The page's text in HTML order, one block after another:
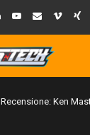
Recensione: Ken